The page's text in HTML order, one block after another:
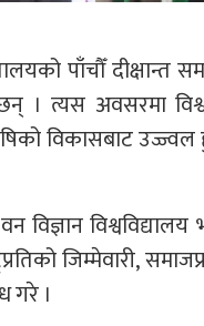
पाँचौँ दीक्षान्त
छन् । त्यस अवसरमा
विकासबाट उज्ज्वल
विश्वविद्यालय
जिम्मेवारी,
गरे ।